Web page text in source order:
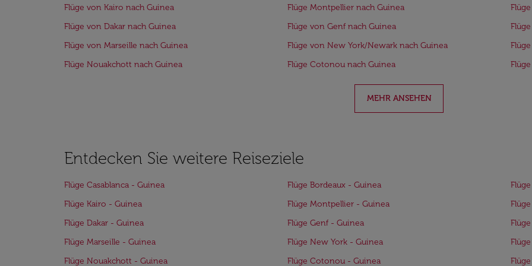
Flüge von Kairo nach Guinea Flüge Montpellier nach Guinea
Flüge von Dakar nach Guinea
Flüge von Genf nach Guinea
Flüge von Marseille nach Guinea
Flüge von New York/Newark nach Guinea
Flüge Nouakchott nach Guinea
Flüge Cotonou nach Guinea
MEHR ANSEHEN
Entdecken Sie weitere Reiseziele
Flüge Casablanca - Guinea Flüge Bordeaux - Guinea
Flüge Kairo - Guinea
Flüge Montpellier - Guinea
Flüge Dakar - Guinea
Flüge Genf - Guinea
Flüge Marseille - Guinea
Flüge New York - Guinea
Flüge Nouakchott - Guinea
Flüge Cotonou - Guinea